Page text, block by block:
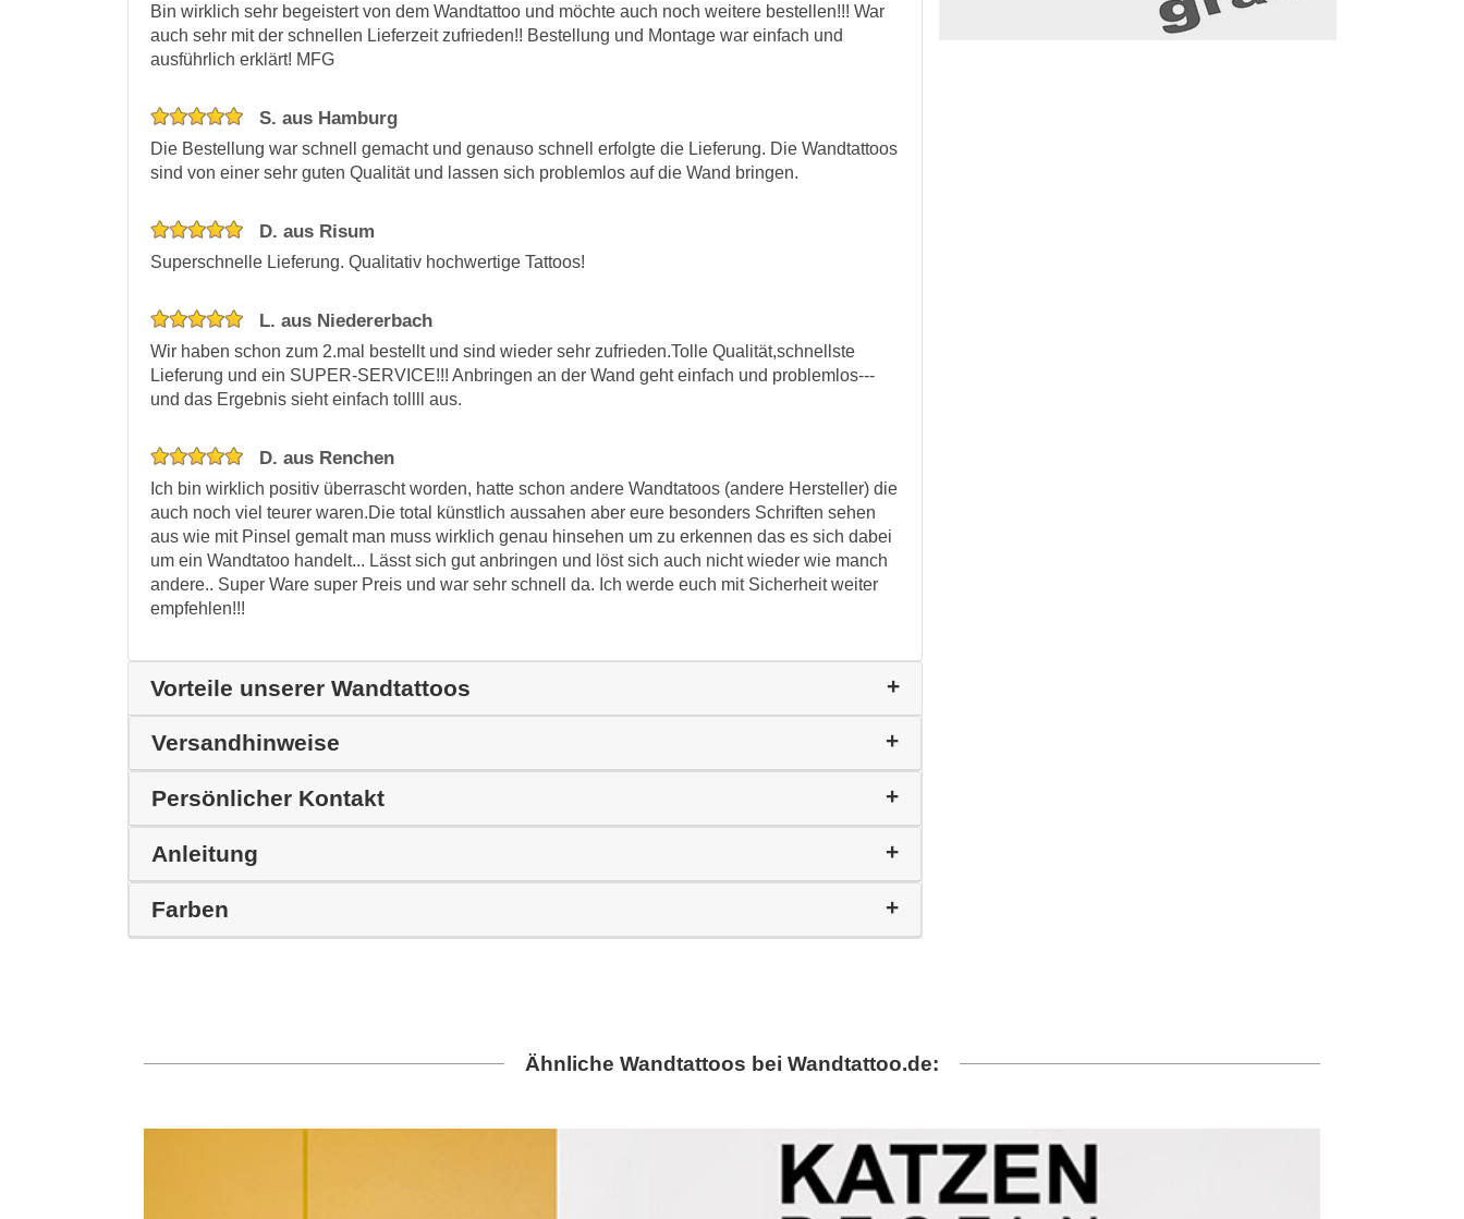
Bin wirklich sehr begeistert von dem Wandtattoo und möchte auch noch weitere bestellen!!! War
auch sehr mit der schnellen Lieferzeit zufrieden!! Bestellung und Montage war einfach und
ausführlich erklärt! MFG
S. aus Hamburg
Die Bestellung war schnell gemacht und genauso schnell erfolgte die Lieferung. Die Wandtattoos
sind von einer sehr guten Qualität und lassen sich problemlos auf die Wand bringen.
D. aus Risum
Superschnelle Lieferung. Qualitativ hochwertige Tattoos!
L. aus Niedererbach
Wir haben schon zum 2.mal bestellt und sind wieder sehr zufrieden.Tolle Qualität,schnellste
Lieferung und ein SUPER-SERVICE!!! Anbringen an der Wand geht einfach und problemlos---
und das Ergebnis sieht einfach tollll aus.
D. aus Renchen
Ich bin wirklich positiv überrascht worden, hatte schon andere Wandtatoos (andere Hersteller) die
auch noch viel teurer waren.Die total künstlich aussahen aber eure besonders Schriften sehen
aus wie mit Pinsel gemalt man muss wirklich genau hinsehen um zu erkennen das es sich dabei
um ein Wandtatoo handelt... Lässt sich gut anbringen und löst sich auch nicht wieder wie manch
andere.. Super Ware super Preis und war sehr schnell da. Ich werde euch mit Sicherheit weiter
empfehlen!!!
Vorteile unserer Wandtattoos
Versandhinweise
Persönlicher Kontakt
Anleitung
Farben
Ähnliche Wandtattoos bei Wandtattoo.de: